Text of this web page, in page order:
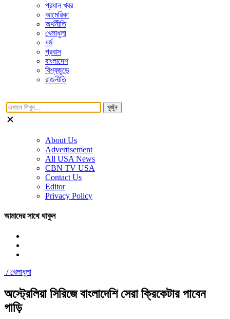
প্রধান খবর
আমেরিকা
অর্থনীতি
খেলাধুলা
ধর্ম
প্রবাস
বাংলাদেশ
বিশ্বজুড়ে
রাজনীতি
খুজুঁন
About Us
Advertisement
All USA News
CBN TV USA
Contact Us
Editor
Privacy Policy
আমাদের সাথে থাকুন
/খেলাধুলা
অস্ট্রেলিয়া সিরিজে বাংলাদেশি সেরা ক্রিকেটার পাবেন
গাড়ি